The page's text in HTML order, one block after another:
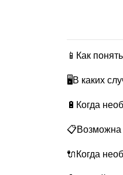
📱Как
🖥В каких
🔋Когда
📋Возможна
🔌Когда